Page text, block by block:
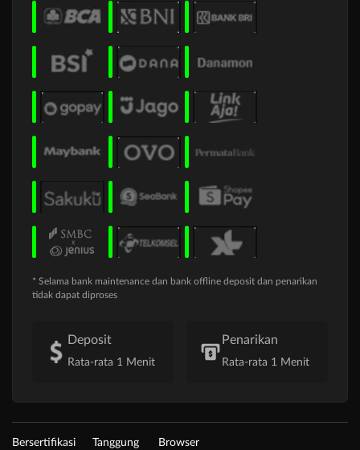
* Selama bank maintenance dan bank offline deposit dan penarikan
tidak dapat diproses
Deposit
Rata-rata 1 Menit
Penarikan
Rata-rata 1 Menit
Bersertifikasi
Tanggung
Browser